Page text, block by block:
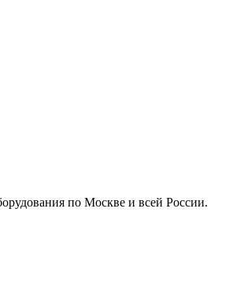
по Москве и всей России.